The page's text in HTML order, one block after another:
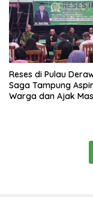
Reses di Pulau
Saga Tampung
Warga dan Ajak